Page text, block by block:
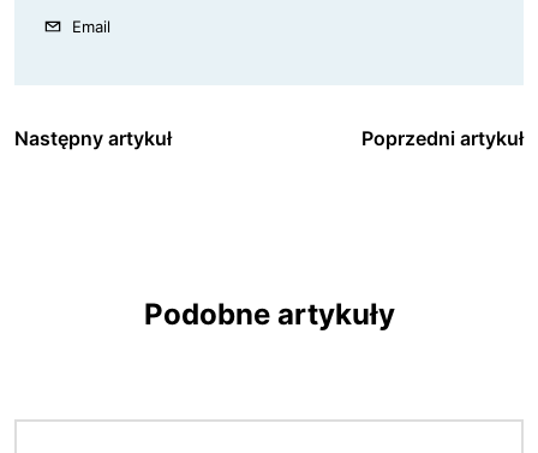
Email
Następny artykuł Poprzedni artykuł
Podobne artykuły